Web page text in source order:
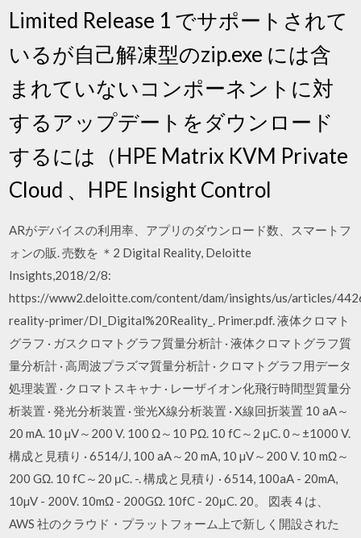
Limited Release 1 でサポートされて
いるが自己解凍型のzip.exe には含
まれていないコンポーネントに対
するアップデートをダウンロード
するには（HPE Matrix KVM Private
Cloud 、HPE Insight Control
ARがデバイスの利用率、アプリのダウンロード数、スマートフ
ォンの販. 売数を ＊2 Digital Reality, Deloitte
Insights,2018/2/8:
https://www2.deloitte.com/content/dam/insights/us/articles/
reality-primer/DI_Digital%20Reality_. Primer.pdf. 液体クロマト
グラフ · ガスクロマトグラフ質量分析計 · 液体クロマトグラフ質
量分析計 · 高周波プラズマ質量分析計 · クロマトグラフ用データ
処理装置 · クロマトスキャナ · レーザイオン化飛行時間型質量分
析装置 · 発光分析装置 · 蛍光X線分析装置 · X線回折装置 10 aA～
20 mA. 10 µV～200 V. 100 Ω～10 PΩ. 10 fC～2 μC. 0～±1000 V.
構成と見積り · 6514/J, 100 aA～20 mA, 10 µV～200 V. 10 mΩ～
200 GΩ. 10 fC～20 μC. -. 構成と見積り · 6514, 100aA - 20mA,
10µV - 200V. 10mΩ - 200GΩ. 10fC - 20μC. 20。 図表 4 は、
AWS 社のクラウド・プラットフォーム上で新しく開設された